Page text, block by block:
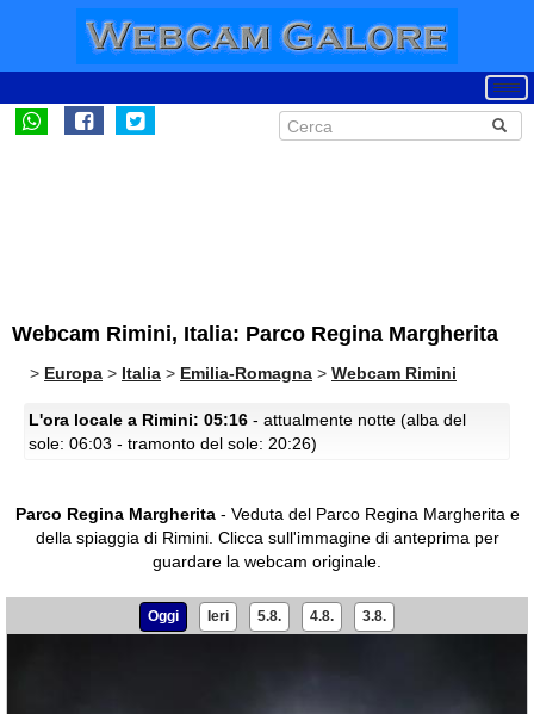
Webcam Rimini, Italia: Parco Regina Margherita
> Europa > Italia > Emilia-Romagna > Webcam Rimini
L'ora locale a Rimini: 05:16 - attualmente notte (alba del
sole: 06:03 - tramonto del sole: 20:26)
Parco Regina Margherita- Veduta del Parco Regina Margherita e
della spiaggia di Rimini. Clicca sull'immagine di anteprima per
guardare la webcam originale.
Oggi Ieri 5.8. 4.8. 3.8.